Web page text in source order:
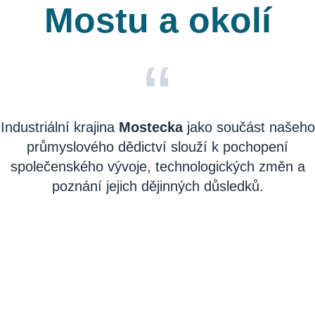
Mostu a okolí
“
Industriální krajina Mosteckajako součást našeho
průmyslového dědictví slouží k pochopení
společenského vývoje, technologických změn a
poznání jejich dějinných důsledků.